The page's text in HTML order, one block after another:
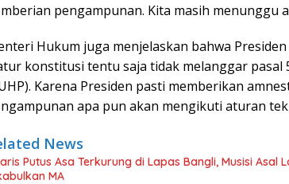
pengampunan. Kita masih menunggu
Hukum juga menjelaskan bahwa
konstitusi tentu saja tidak melanggar pasal
Karena Presiden pasti memberikan
apa pun akan mengikuti aturan
News
Putus Asa Terkurung di Lapas Bangli, Musisi Asal
MA